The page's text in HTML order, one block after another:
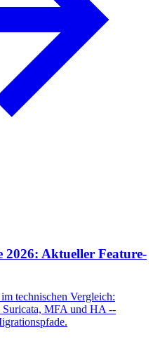
2026: Aktueller Feature-
technischen Vergleich:
MFA und HA --